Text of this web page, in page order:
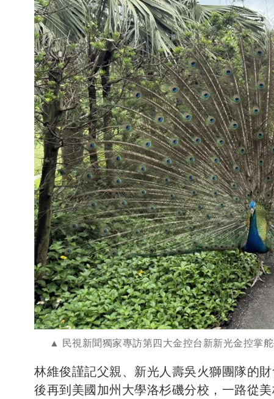
民視新聞獨家專訪第四大金控台新新光金控掌
林維俊謹記父親、新光人壽吳火獅團隊的
後再到美國加州大學洛杉磯分校，一路從